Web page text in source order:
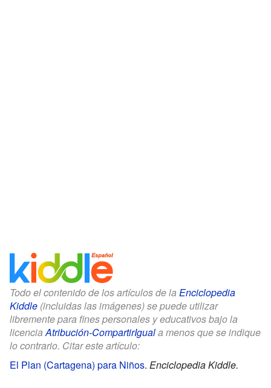
Todo el contenido de los artículos de la Enciclopedia
Kiddle (incluidas las imágenes) se puede utilizar
libremente para fines personales y educativos bajo la
licenciaAtribución-CompartirIguala menos que se indique
lo contrario. Citar este artículo:
El Plan (Cartagena) para Niños. Enciclopedia Kiddle.